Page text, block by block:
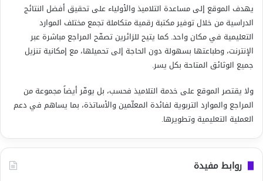
يهدف الموقع إلى مساعدة التلاميذ والأولياء على تحقيق أفضل النتائج
الدراسية من خلال توفير مكتبة رقمية متكاملة تجمع مختلف الموارد
التعليمية في مكان واحد. كما يتيح للزائرين تصفّح المراجع مباشرة عبر
الإنترنت، وطباعتها بسهولة دون الحاجة إلى تحميلها، مع إمكانية تنزيل
جميع الوثائق المتاحة بكل يسر.
ولا يقتصر الموقع على خدمة التلاميذ فحسب، بل يوفّر أيضاً مجموعة من
المراجع والموارد التربوية لفائدة المعلّمين والأساتذة، بما يساهم في دعم
العملية التعليمية وتطويرها.
روابط مفيدة